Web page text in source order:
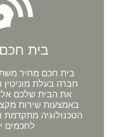
בית
בית חכם מחיר
חברה בעלת מוניטין
את הבית שלכם
באמצעות שירות
הטכנולוגיה מתקדמת
לחכמים